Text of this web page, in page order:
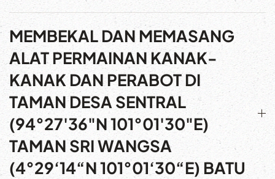
MEMBEKAL DAN MEMASANG
ALAT PERMAINAN KANAK-
KANAK DAN PERABOT DI
TAMAN DESA SENTRAL
(94°27'36"N 101°01'30"E)
TAMAN SRI WANGSA
(4°29‘14“N 101°01‘30“E) BATU